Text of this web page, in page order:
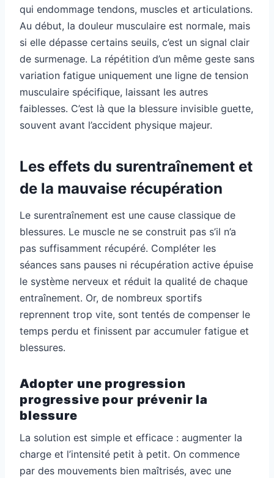
qui endommage tendons, muscles et articulations.
Au début, la douleur musculaire est normale, mais
si elle dépasse certains seuils, c’est un signal clair
de surmenage. La répétition d’un même geste sans
variation fatigue uniquement une ligne de tension
musculaire spécifique, laissant les autres
faiblesses. C’est là que la blessure invisible guette,
souvent avant l’accident physique majeur.
Les effets du surentraînement et
de la mauvaise récupération
Le surentraînement est une cause classique de
blessures. Le muscle ne se construit pas s’il n’a
pas suffisamment récupéré. Compléter les
séances sans pauses ni récupération active épuise
le système nerveux et réduit la qualité de chaque
entraînement. Or, de nombreux sportifs
reprennent trop vite, sont tentés de compenser le
temps perdu et finissent par accumuler fatigue et
blessures.
Adopter une progression
progressive pour prévenir la
blessure
La solution est simple et efficace : augmenter la
charge et l’intensité petit à petit. On commence
par des mouvements bien maîtrisés, avec une